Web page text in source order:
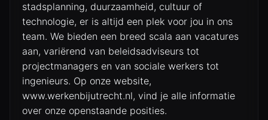
stadsplanning, duurzaamheid, cultuur of
technologie, er is altijd een plek voor jou in ons
team. We bieden een breed scala aan vacatures
aan, variërend van beleidsadviseurs tot
projectmanagers en van sociale werkers tot
ingenieurs. Op onze website,
www.werkenbijutrecht.nl, vind je alle informatie
over onze openstaande posities.